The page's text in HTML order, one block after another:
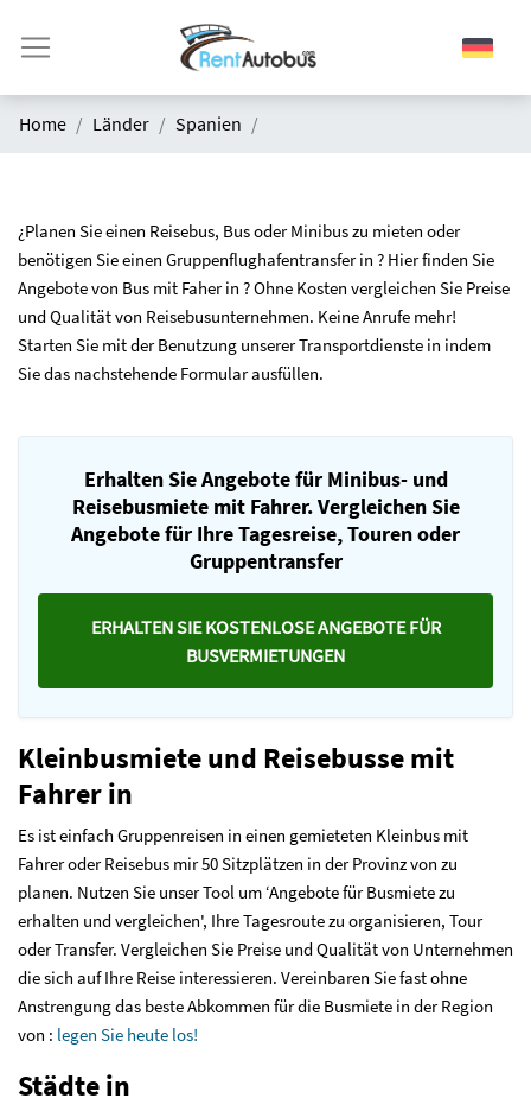
Home Länder Spanien
¿Planen Sie einen Reisebus, Bus oder Minibus zu mieten oder
benötigen Sie einen Gruppenflughafentransfer in ? Hier finden Sie
Angebote von Bus mit Faher in ? Ohne Kosten vergleichen Sie Preise
und Qualität von Reisebusunternehmen. Keine Anrufe mehr!
Starten Sie mit der Benutzung unserer Transportdienste in indem
Sie das nachstehende Formular ausfüllen.
Erhalten Sie Angebote für Minibus- und
Reisebusmiete mit Fahrer. Vergleichen Sie
Angebote für Ihre Tagesreise, Touren oder
Gruppentransfer
ERHALTEN SIE KOSTENLOSE ANGEBOTE FÜR
BUSVERMIETUNGEN
Kleinbusmiete und Reisebusse mit
Fahrer in
Es ist einfach Gruppenreisen in einen gemieteten Kleinbus mit
Fahrer oder Reisebus mir 50 Sitzplätzen in der Provinz von zu
planen. Nutzen Sie unser Tool um ‘Angebote für Busmiete zu
erhalten und vergleichen', Ihre Tagesroute zu organisieren, Tour
oder Transfer. Vergleichen Sie Preise und Qualität von Unternehmen
die sich auf Ihre Reise interessieren. Vereinbaren Sie fast ohne
Anstrengung das beste Abkommen für die Busmiete in der Region
von : legen Sie heute los!
Städte in